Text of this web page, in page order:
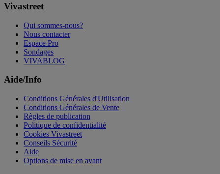
Vivastreet
Qui sommes-nous?
Nous contacter
Espace Pro
Sondages
VIVABLOG
Aide/Info
Conditions Générales d'Utilisation
Conditions Générales de Vente
Règles de publication
Politique de confidentialité
Cookies Vivastreet
Conseils Sécurité
Aide
Options de mise en avant